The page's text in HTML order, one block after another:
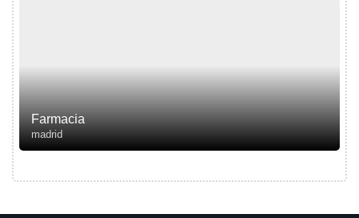
Farmacia
madrid